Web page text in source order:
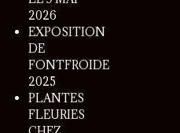
2026
EXPOSITION
DE
FONTFROIDE
2025
PLANTES
FLEURIES